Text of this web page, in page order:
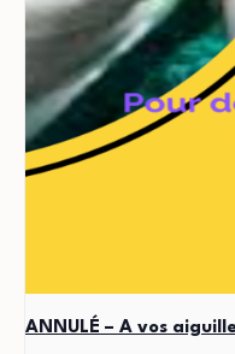
ANNULÉ – A vos